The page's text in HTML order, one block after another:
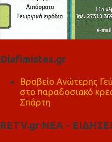
Diafimistes.gr
Βραβείο Ανώτερης
στο παραδοσιακό
Σπάρτη
RETV.gr ΝΕΑ -